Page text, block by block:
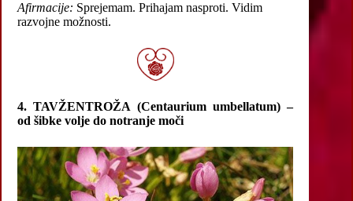
Afirmacije: Sprejemam. Prihajam nasproti. Vidim
razvojne možnosti.
4. TAVŽENTROŽA (Centaurium umbellatum) –
od šibke volje do notranje moči